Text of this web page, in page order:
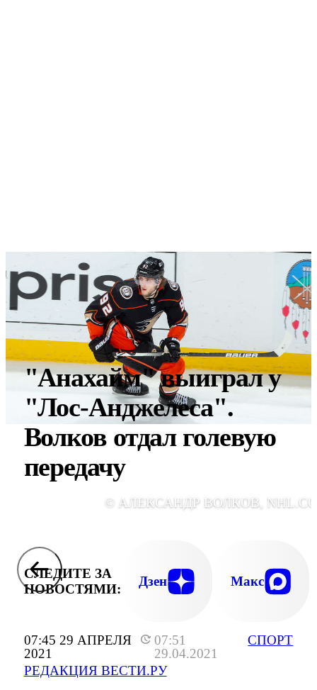
07:45 29 АПРЕЛЯ
2021
07:51
29.04.2021
РЕДАКЦИЯ ВЕСТИ.РУ
СПОРТ
"Анахайм" выиграл у
"Лос-Анджелеса".
Волков отдал голевую
передачу
© АЛЕКСАНДР ВОЛКОВ,
СЛЕДИТЕ ЗА
НОВОСТЯМИ:
Дзен Макс